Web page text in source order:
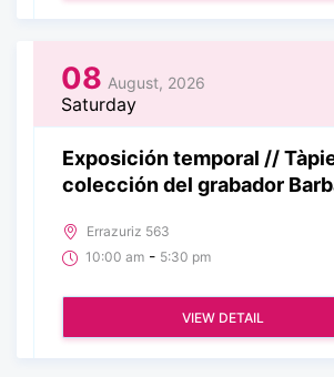
08 August, 2026
Saturday
Exposición temporal //
colección del grabador
Errazuriz 563
10:00 am - 5:30 pm
VIEW DETAIL